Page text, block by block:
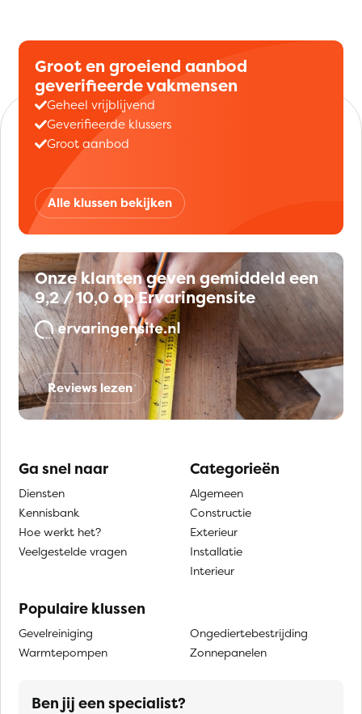
Groot en groeiend aanbod
geverifieerde vakmensen
Geheel vrijblijvend
Geverifieerde klussers
Groot aanbod
Alle klussen bekijken
Onze klanten geven gemiddeld een
9,2 / 10,0 op Ervaringensite
Reviews lezen
Ga snel naar
Diensten
Kennisbank
Hoe werkt het?
Veelgestelde vragen
Categorieën
Algemeen
Constructie
Exterieur
Installatie
Interieur
Populaire klussen
Gevelreiniging
Warmtepompen
Ongediertebestrijding
Zonnepanelen
Ben jij een specialist?